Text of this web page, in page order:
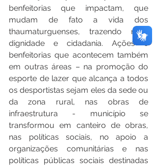
benfeitorias que impactam, que
mudam de fato a vida dos
thaumaturguenses, trazendo mais
dignidade e cidadania. Ações e
benfeitorias que acontecem também
em outras áreas – na promoção do
esporte de lazer que alcança a todos
os desportistas sejam eles da sede ou
da zona rural, nas obras de
infraestrutura - município se
transformou em canteiro de obras,
nas políticas sociais, no apoio a
organizações comunitárias e nas
políticas públicas sociais destinadas